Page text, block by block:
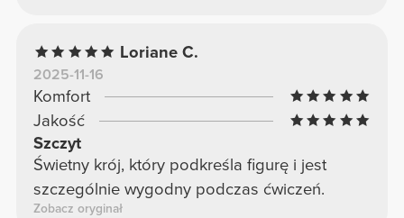
Loriane C.
2025-11-16
Komfort
Jakość
Szczyt
Świetny krój, który podkreśla figurę i jest
szczególnie wygodny podczas ćwiczeń.
Zobacz oryginał